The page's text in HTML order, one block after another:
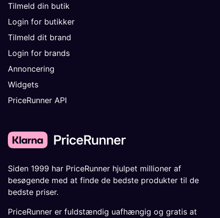
Tilmeld din butik
Login for butikker
Tilmeld dit brand
Login for brands
Annoncering
Widgets
PriceRunner API
Siden 1999 har PriceRunner hjulpet millioner af
besøgende med at finde de bedste produkter til de
bedste priser.
PriceRunner er fuldstændig uafhængig og gratis at